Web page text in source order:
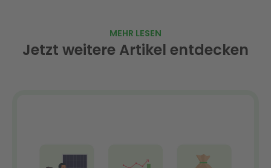
MEHR LESEN
Jetzt weitere Artikel entdecken